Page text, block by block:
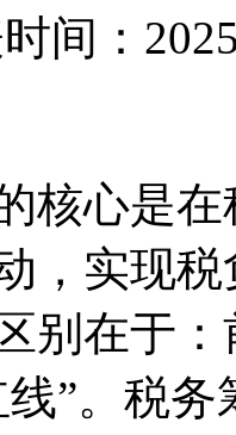
间：
心是在
，实现
别在于
”。税